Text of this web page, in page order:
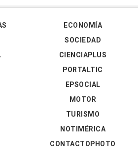
ECONOMÍA
SOCIEDAD
CIENCIAPLUS
PORTALTIC
EPSOCIAL
MOTOR
TURISMO
NOTIMÉRICA
CONTACTOPHOTO